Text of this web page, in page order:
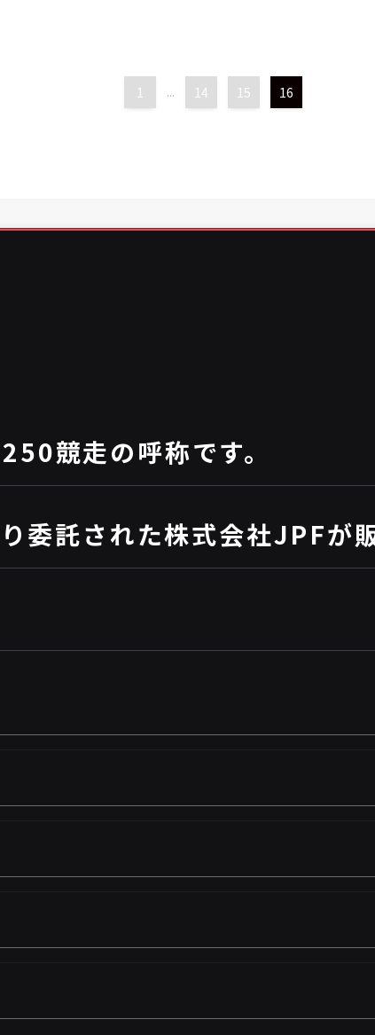
1 ... 14 15 16
競走の呼称です。
委託された株式会社JPFが